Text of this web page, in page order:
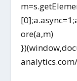
ore(a,m)
analytics.com/